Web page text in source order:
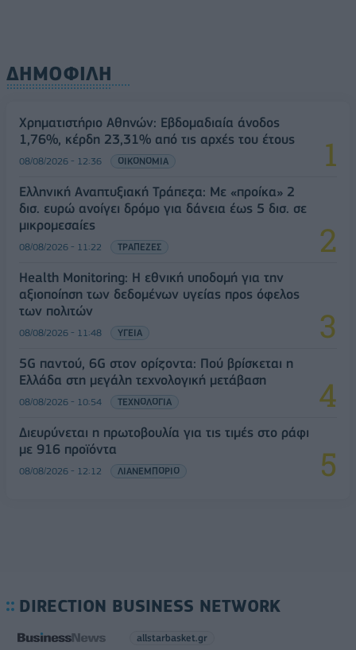
ΔΗΜΟΦΙΛΗ
Χρηματιστήριο Αθηνών: Εβδομαδιαία άνοδος
1,76%, κέρδη 23,31% από τις αρχές του έτους
08/08/2026 - 12:36 ΟΙΚΟΝΟΜΙΑ
Ελληνική Αναπτυξιακή Τράπεζα: Με «προίκα» 2
δισ. ευρώ ανοίγει δρόμο για δάνεια έως 5 δισ. σε
μικρομεσαίες
08/08/2026 - 11:22 ΤΡΑΠΕΖΕΣ
Health Monitoring: Η εθνική υποδομή για την
αξιοποίηση των δεδομένων υγείας προς όφελος
των πολιτών
08/08/2026 - 11:48 ΥΓΕΙΑ
5G παντού, 6G στον ορίζοντα: Πού βρίσκεται η
Ελλάδα στη μεγάλη τεχνολογική μετάβαση
08/08/2026 - 10:54 ΤΕΧΝΟΛΟΓΙΑ
Διευρύνεται η πρωτοβουλία για τις τιμές στο ράφι
με 916 προϊόντα
08/08/2026 - 12:12 ΛΙΑΝΕΜΠΟΡΙΟ
DIRECTION BUSINESS NETWORK
allstarbasket.gr